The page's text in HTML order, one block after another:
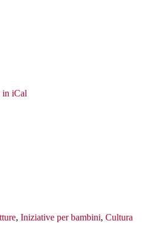
in iCal
, Iniziative per bambini, Cultura